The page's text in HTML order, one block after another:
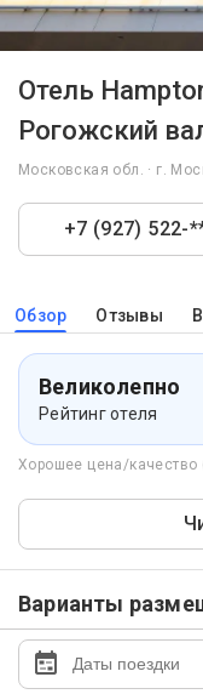
Отель
Рогожский
Московская обл. · г.
+7 (927) 522-
Обзор Отзывы
Великолепно
Рейтинг отеля
Хорошее цена/качество
Варианты